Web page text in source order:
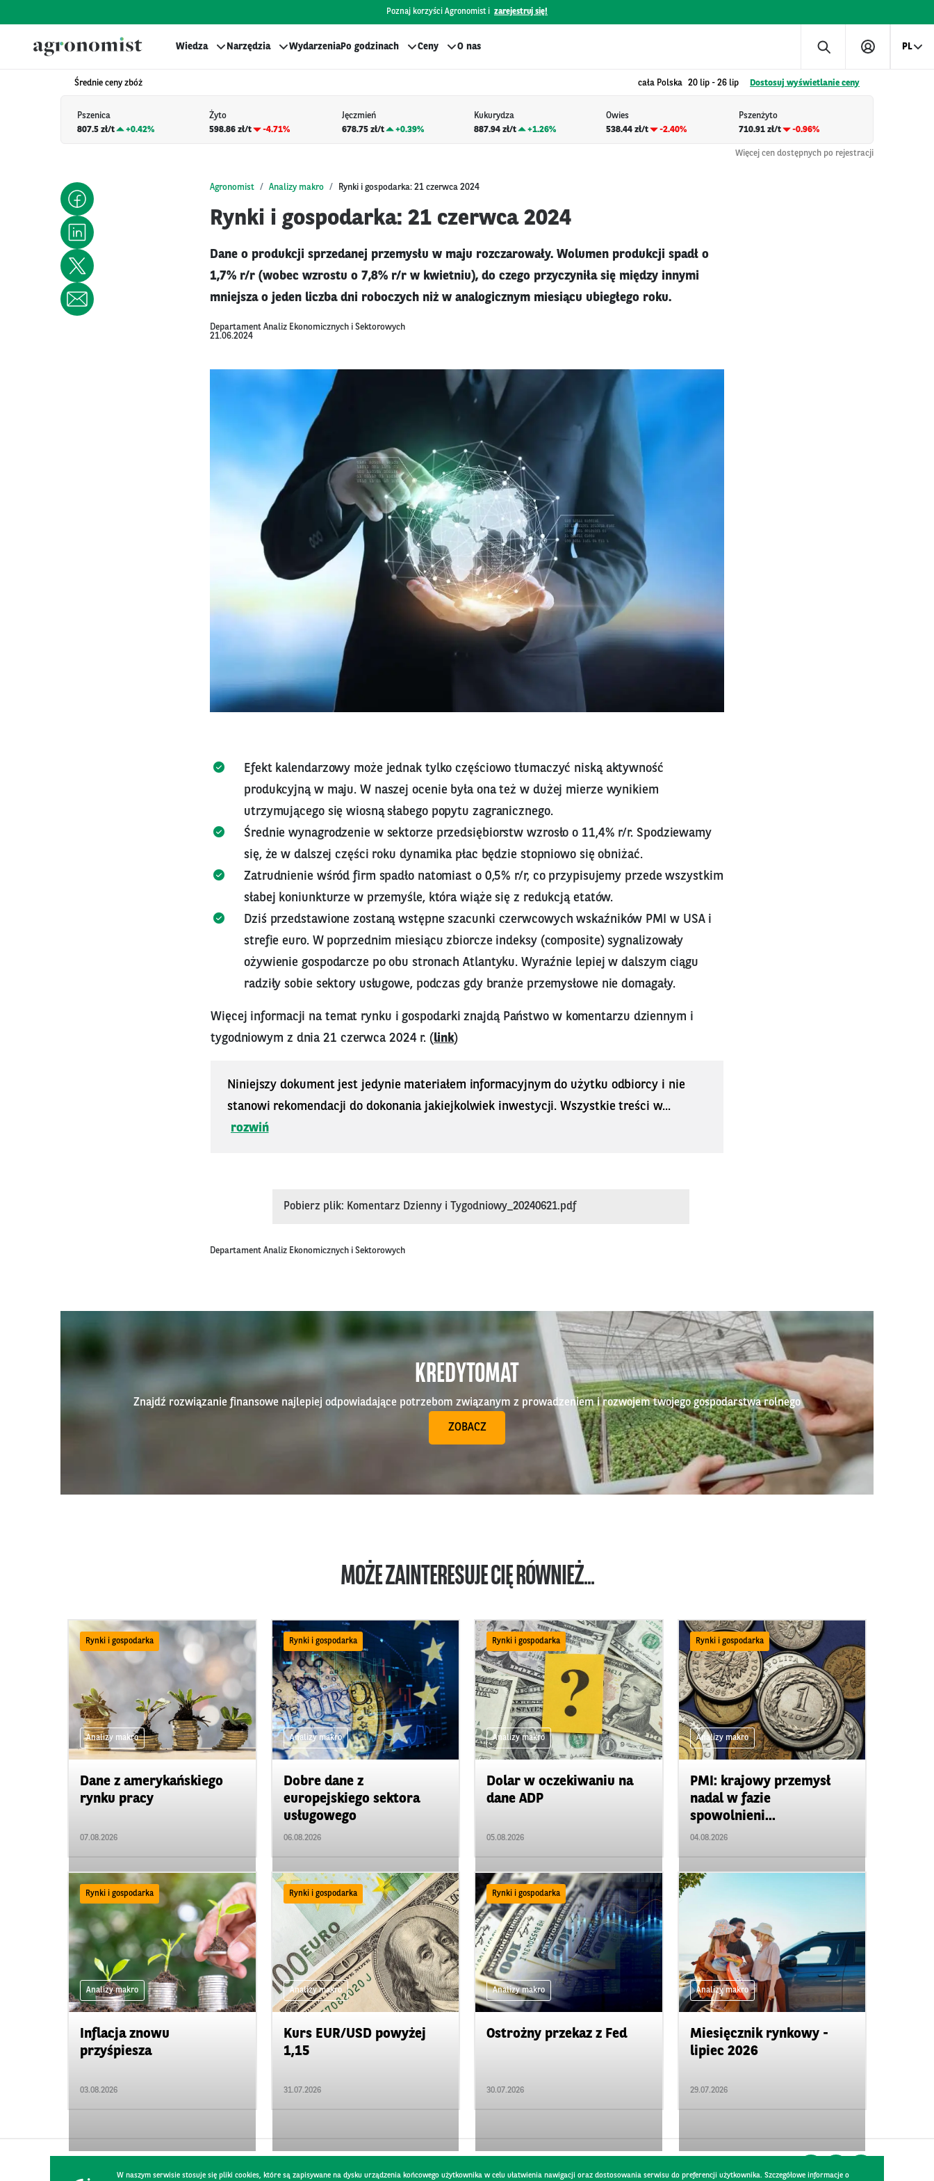
Poznaj korzyści Agronomist i zarejestruj się!
Wiedza Narzędzia WydarzeniaPo godzinach Ceny O nas PL
Średnie ceny zbóż cała Polska 20 lip - 26 lip Dostosuj wyświetlanie ceny
Pszenica
807.5 zł/t
+0.42%
Żyto
598.86 zł/t
-4.71%
Jęczmień
678.75 zł/t
+0.39%
Kukurydza
887.94 zł/t
+1.26%
Owies
538.44 zł/t
-2.40%
Pszenżyto
710.91 zł/t
-0.96%
Więcej cen dostępnych po rejestracji
Agronomist Analizy makro Rynki i gospodarka: 21 czerwca 2024
Rynki i gospodarka: 21 czerwca 2024
Dane o produkcji sprzedanej przemysłu w maju rozczarowały. Wolumen produkcji spadł o
1,7% r/r (wobec wzrostu o 7,8% r/r w kwietniu), do czego przyczyniła się między innymi
mniejsza o jeden liczba dni roboczych niż w analogicznym miesiącu ubiegłego roku.
Departament Analiz Ekonomicznych i Sektorowych
21.06.2024
Efekt kalendarzowy może jednak tylko częściowo tłumaczyć niską aktywność
produkcyjną w maju. W naszej ocenie była ona też w dużej mierze wynikiem
utrzymującego się wiosną słabego popytu zagranicznego.
Średnie wynagrodzenie w sektorze przedsiębiorstw wzrosło o 11,4% r/r. Spodziewamy
się, że w dalszej części roku dynamika płac będzie stopniowo się obniżać.
Zatrudnienie wśród firm spadło natomiast o 0,5% r/r, co przypisujemy przede wszystkim
słabej koniunkturze w przemyśle, która wiąże się z redukcją etatów.
Dziś przedstawione zostaną wstępne szacunki czerwcowych wskaźników PMI w USA i
strefie euro. W poprzednim miesiącu zbiorcze indeksy (composite) sygnalizowały
ożywienie gospodarcze po obu stronach Atlantyku. Wyraźnie lepiej w dalszym ciągu
radziły sobie sektory usługowe, podczas gdy branże przemysłowe nie domagały.
Więcej informacji na temat rynku i gospodarki znajdą Państwo w komentarzu dziennym i
tygodniowym z dnia 21 czerwca 2024 r. (link)
Niniejszy dokument jest jedynie materiałem informacyjnym do użytku odbiorcy i nie
stanowi rekomendacji do dokonania jakiejkolwiek inwestycji. Wszystkie treści w...
rozwiń
Pobierz plik: Komentarz Dzienny i Tygodniowy_20240621.pdf
Departament Analiz Ekonomicznych i Sektorowych
KREDYTOMAT
Znajdź rozwiązanie finansowe najlepiej odpowiadające potrzebom związanym z prowadzeniem i rozwojem twojego gospodarstwa rolnego
ZOBACZ
MOŻE ZAINTERESUJE CIĘ RÓWNIEŻ...
Rynki i gospodarka
Analizy makro
Dane z amerykańskiego
rynku pracy
07.08.2026
Rynki i gospodarka
Analizy makro
Dobre dane z
europejskiego sektora
usługowego
06.08.2026
Rynki i gospodarka
Analizy makro
Dolar w oczekiwaniu na
dane ADP
05.08.2026
Rynki i gospodarka
Analizy makro
PMI: krajowy przemysł
nadal w fazie
spowolnieni...
04.08.2026
Rynki i gospodarka
Analizy makro
Inflacja znowu
przyśpiesza
03.08.2026
Rynki i gospodarka
Analizy makro
Kurs EUR/USD powyżej
1,15
31.07.2026
Rynki i gospodarka
Analizy makro
Ostrożny przekaz z Fed
30.07.2026
Analizy makro
Miesięcznik rynkowy -
lipiec 2026
29.07.2026
W naszym serwisie stosuje się pliki cookies, które są zapisywane na dysku urządzenia końcowego użytkownika w celu ułatwienia nawigacji oraz dostosowania serwisu do preferencji użytkownika. Szczegółowe informacje o